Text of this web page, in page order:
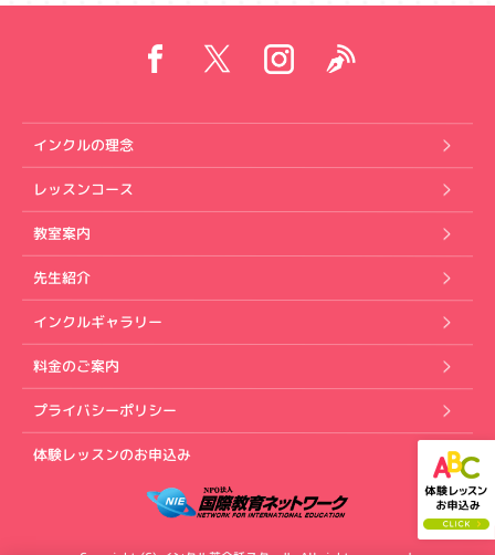
インクルの理念
レッスンコース
教室案内
先生紹介
インクルギャラリー
料金のご案内
プライバシーポリシー
体験レッスンのお申込み